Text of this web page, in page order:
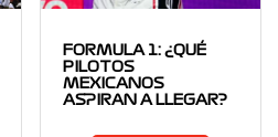
FORMULA 1: ¿QUÉ
PILOTOS
MEXICANOS
ASPIRAN A LLEGAR?